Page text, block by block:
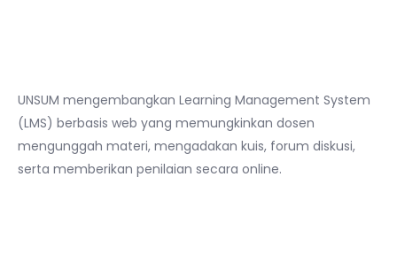
UNSUM mengembangkan Learning Management System
(LMS) berbasis web yang memungkinkan dosen
mengunggah materi, mengadakan kuis, forum diskusi,
serta memberikan penilaian secara online.